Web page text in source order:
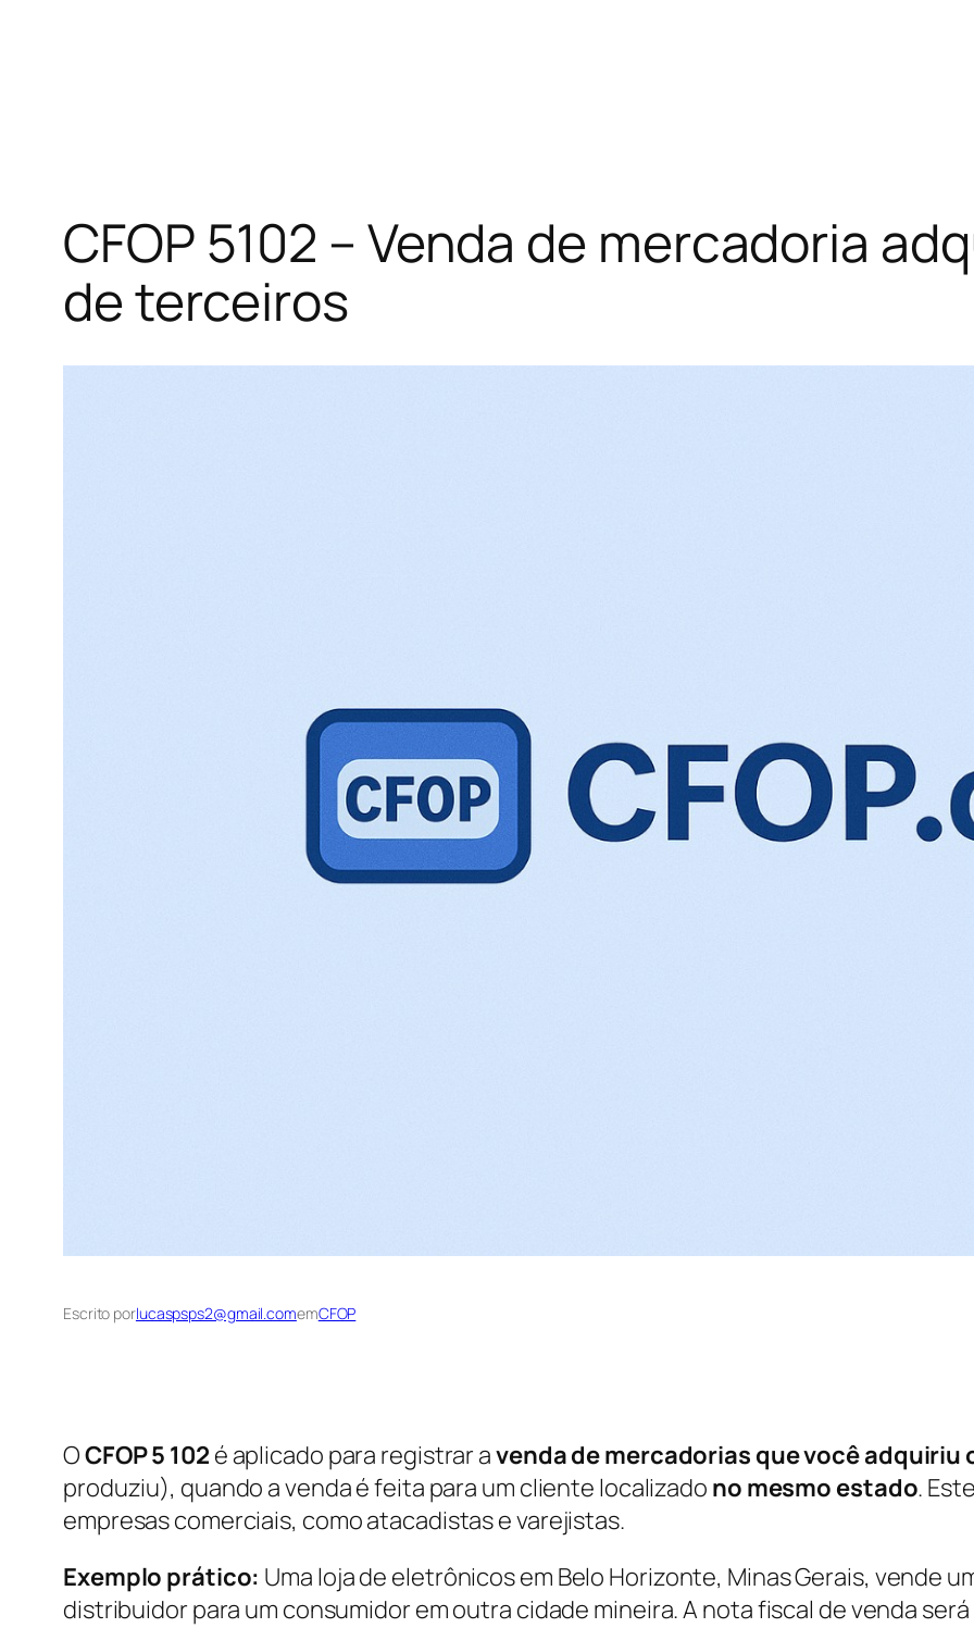
CFOP 5102 – Venda de mercadoria
de terceiros
Escrito porlucaspsps2@gmail.comemCFOP
OCFOP 5 102 é aplicado para registrar avenda de mercadorias que você adquiriu
produziu), quando a venda é feita para um cliente localizado no mesmo estado.
empresas comerciais, como atacadistas e varejistas.
Exemplo prático: Uma loja de eletrônicos em Belo Horizonte, Minas Gerais, vende
distribuidor para um consumidor em outra cidade mineira. A nota fiscal de venda será